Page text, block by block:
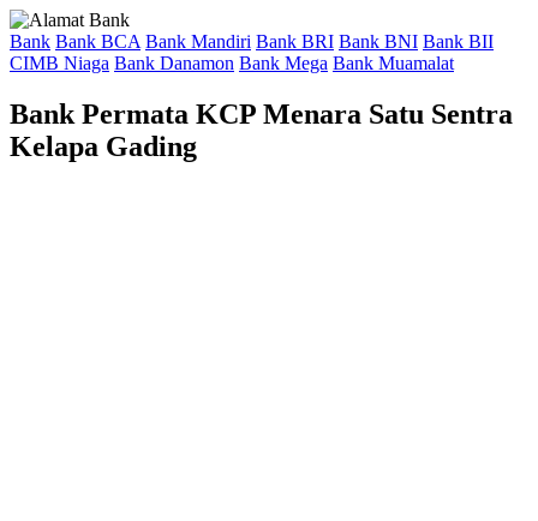
Bank Bank BCA Bank Mandiri Bank BRI Bank BNI Bank BII
CIMB Niaga Bank Danamon Bank Mega Bank Muamalat
Bank Permata KCP Menara Satu Sentra
Kelapa Gading